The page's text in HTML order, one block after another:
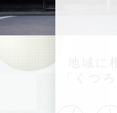
地域に
「くつ